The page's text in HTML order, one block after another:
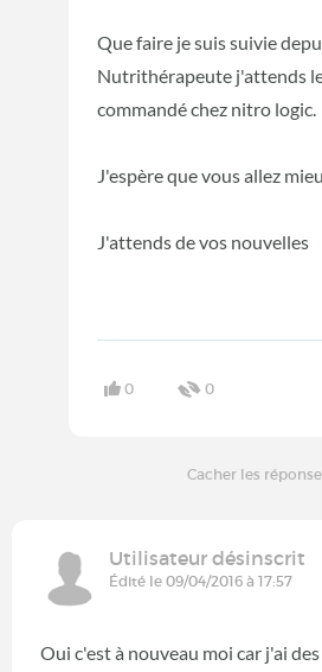
Que faire je suis suivie
Nutrithérapeute j'attends
commandé chez nitro logic.
J'espère que vous allez
J'attends de vos nouvelles
0 0
Cacher les
Utilisateur désinscrit
Édité le 09/04/2016 à 17:57
Oui c'est à nouveau moi car j'ai